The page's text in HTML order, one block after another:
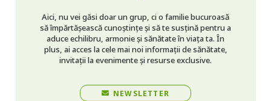
Aici, nu vei găsi doar un grup, ci o familie bucuroasă
să împărtășească cunoștințe și să te susțină pentru a
aduce echilibru, armonie și sănătate în viața ta. În
plus, ai acces la cele mai noi informații de sănătate,
invitații la evenimente și resurse exclusive.
NEWSLETTER